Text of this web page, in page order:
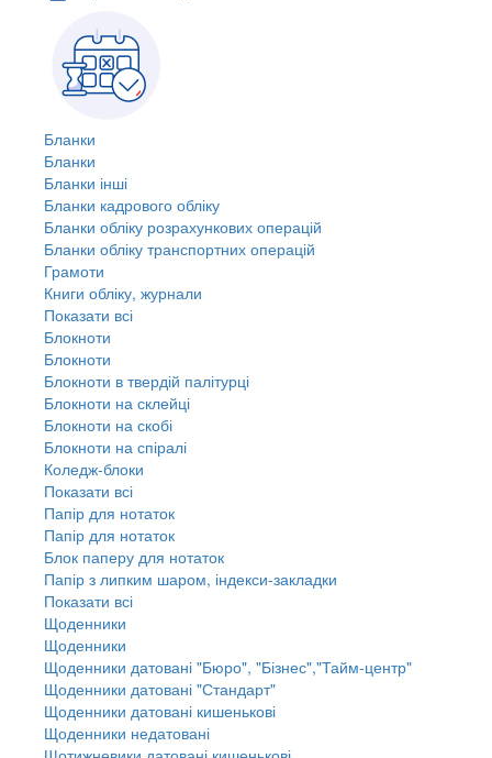
Бланки
Бланки
Бланки інші
Бланки кадрового обліку
Бланки обліку розрахункових операцій
Бланки обліку транспортних операцій
Грамоти
Книги обліку, журнали
Показати всі
Блокноти
Блокноти
Блокноти в твердій палітурці
Блокноти на склейці
Блокноти на скобі
Блокноти на спіралі
Коледж-блоки
Показати всі
Папір для нотаток
Папір для нотаток
Блок паперу для нотаток
Папір з липким шаром, індекси-закладки
Показати всі
Щоденники
Щоденники
Щоденники датовані "Бюро", "Бізнес","Тайм-центр"
Щоденники датовані "Стандарт"
Щоденники датовані кишенькові
Щоденники недатовані